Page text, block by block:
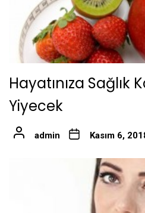
Hayatınıza Sağlık
Yiyecek
admin Kasım 6,